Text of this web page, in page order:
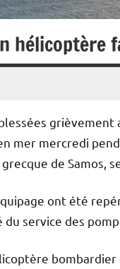
mer mercredi
de Samos,
ont été
service des